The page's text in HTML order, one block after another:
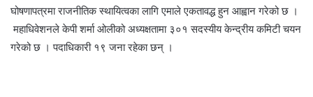
घोषणापत्रमा राजनीतिक स्थायित्वका लागि एमाले एकतावद्ध हुन आह्वान गरेको छ ।
महाधिवेशनले केपी शर्मा ओलीको अध्यक्षतामा ३०१ सदस्यीय केन्द्रीय कमिटी चयन
गरेको छ । पदाधिकारी १९ जना रहेका छन् ।